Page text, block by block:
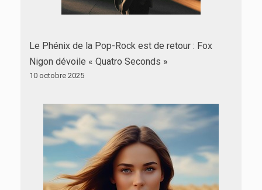
Le Phénix de la Pop-Rock est de retour : Fox
Nigon dévoile « Quatro Seconds »
10 octobre 2025